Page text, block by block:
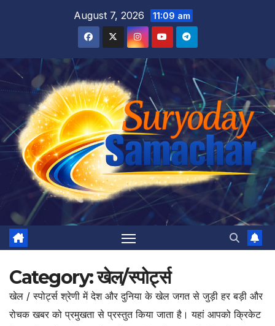
August 7, 2026 11:09 am
Category:खेल/स्पोर्ट्स
खेल / स्पोर्ट्स श्रेणी में देश और दुनिया के खेल जगत से जुड़ी हर बड़ी और
रोचक खबर को प्रमुखता से प्रस्तुत किया जाता है। यहां आपको क्रिकेट